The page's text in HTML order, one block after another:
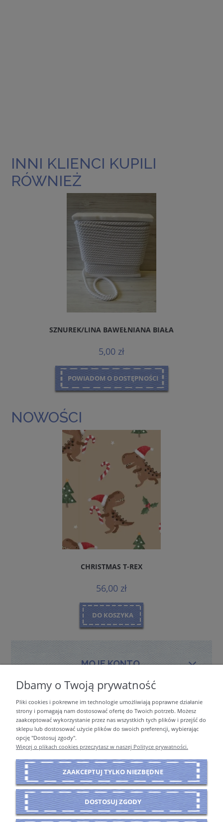
INNI KLIENCI KUPILI
RÓWNIEŻ
SZNUREK/LINA BAWEŁNIANA BIAŁA
5,00 zł
POWIADOM O DOSTĘPNOŚCI
NOWOŚCI
CHRISTMAS T-REX
56,00 zł
DO KOSZYKA
MOJE KONTO
PŁATNOŚCI I DOSTAWA
INFORMACJE
O NAS
POKAŻ PEŁNĄ WERSJĘ STRONY
Dbamy o Twoją prywatność
Pliki cookies i pokrewne im technologie umożliwiają poprawne działanie
strony i pomagają nam dostosować ofertę do Twoich potrzeb. Możesz
zaakceptować wykorzystanie przez nas wszystkich tych plików i przejść do
sklepu lub dostosować użycie plików do swoich preferencji, wybierając
opcję "Dostosuj zgody".
Więcej o plikach cookies przeczytasz w naszej Polityce prywatności.
ZAAKCEPTUJ TYLKO NIEZBĘDNE
DOSTOSUJ ZGODY